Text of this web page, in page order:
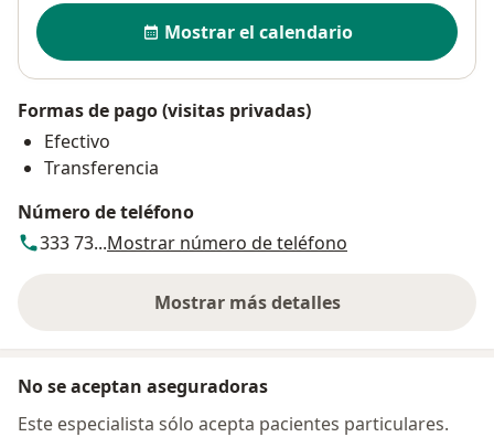
Disponibilidad
Mostrar el calendario
Formas de pago (visitas privadas)
Efectivo
Transferencia
Número de teléfono
333 73...Mostrar número de teléfono
Mostrar más detalles
sobre la dirección
No se aceptan aseguradoras
Este especialista sólo acepta pacientes particulares.